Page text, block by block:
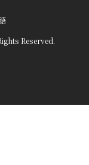
Reserved.